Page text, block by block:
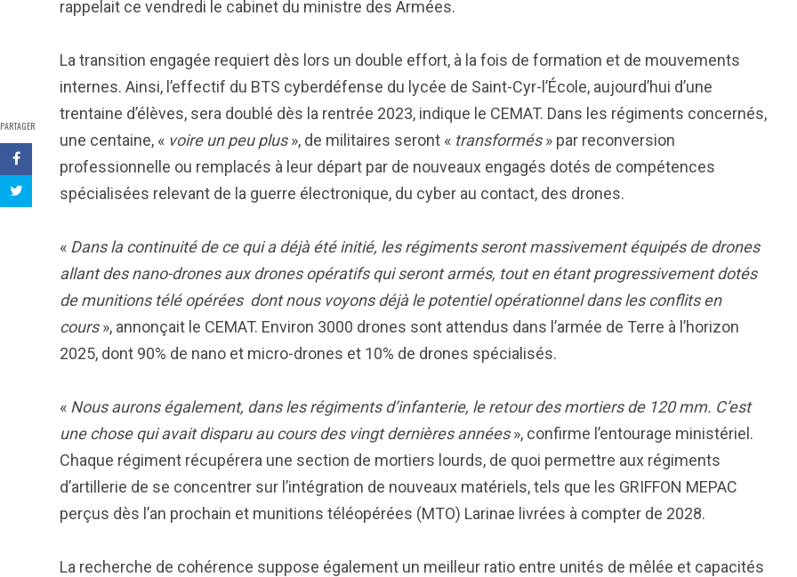
PARTAGER
rappelait ce vendredi le cabinet du ministre des Armées.
La transition engagée requiert dès lors un double effort, à la fois de formation et de mouvements
internes. Ainsi, l’effectif du BTS cyberdéfense du lycée de Saint-Cyr-l’École, aujourd’hui d’une
trentaine d’élèves, sera doublé dès la rentrée 2023, indique le CEMAT. Dans les régiments concernés,
une centaine, « voire un peu plus», de militaires seront « transformés» par reconversion
professionnelle ou remplacés à leur départ par de nouveaux engagés dotés de compétences
spécialisées relevant de la guerre électronique, du cyber au contact, des drones.
« Dans la continuité de ce qui a déjà été initié, les régiments seront massivement équipés de drones
allant des nano-drones aux drones opératifs qui seront armés, tout en étant progressivement dotés
de munitions télé opérées dont nous voyons déjà le potentiel opérationnel dans les conflits en
cours», annonçait le CEMAT. Environ 3000 drones sont attendus dans l’armée de Terre à l’horizon
2025, dont 90% de nano et micro-drones et 10% de drones spécialisés.
« Nous aurons également, dans les régiments d’infanterie, le retour des mortiers de 120 mm. C’est
une chose qui avait disparu au cours des vingt dernières années», confirme l’entourage ministériel.
Chaque régiment récupérera une section de mortiers lourds, de quoi permettre aux régiments
d’artillerie de se concentrer sur l’intégration de nouveaux matériels, tels que les GRIFFON MEPAC
perçus dès l’an prochain et munitions téléopérées (MTO) Larinae livrées à compter de 2028.
La recherche de cohérence suppose également un meilleur ratio entre unités de mêlée et capacités